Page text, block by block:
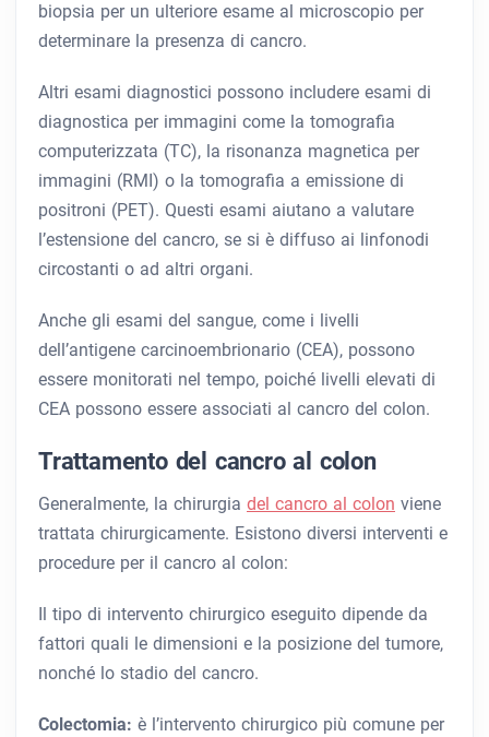
biopsia per un ulteriore esame al microscopio per
determinare la presenza di cancro.
Altri esami diagnostici possono includere esami di
diagnostica per immagini come la tomografia
computerizzata (TC), la risonanza magnetica per
immagini (RMI) o la tomografia a emissione di
positroni (PET). Questi esami aiutano a valutare
l’estensione del cancro, se si è diffuso ai linfonodi
circostanti o ad altri organi.
Anche gli esami del sangue, come i livelli
dell’antigene carcinoembrionario (CEA), possono
essere monitorati nel tempo, poiché livelli elevati di
CEA possono essere associati al cancro del colon.
Trattamento del cancro al colon
Generalmente, la chirurgia del cancro al colon viene
trattata chirurgicamente. Esistono diversi interventi e
procedure per il cancro al colon:
Il tipo di intervento chirurgico eseguito dipende da
fattori quali le dimensioni e la posizione del tumore,
nonché lo stadio del cancro.
Colectomia: è l’intervento chirurgico più comune per